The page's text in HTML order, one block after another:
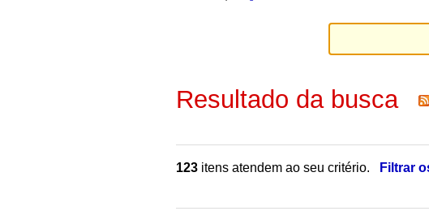
Resultado da busca
123 itens atendem ao seu critério.
Filtrar